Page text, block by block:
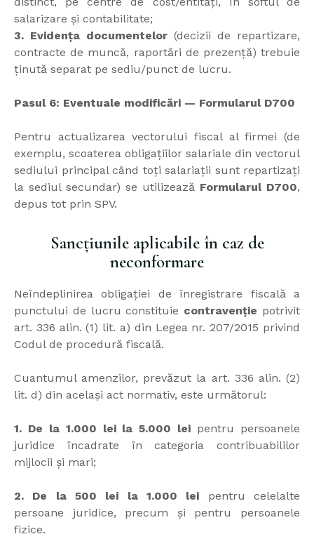
salarizare și contabilitate;
3. Evidența documentelor (decizii de repartizare,
contracte de muncă, raportări de prezență) trebuie
ținută separat pe sediu/punct de lucru.
Pasul 6: Eventuale modificări — Formularul D700
Pentru actualizarea vectorului fiscal al firmei (de
exemplu, scoaterea obligațiilor salariale din vectorul
sediului principal când toți salariații sunt repartizați
la sediul secundar) se utilizează Formularul D700,
depus tot prin SPV.
Sancțiunile aplicabile în caz de
neconformare
Neîndeplinirea obligației de înregistrare fiscală a
punctului de lucru constituie contravenție potrivit
art. 336 alin. (1) lit. a) din Legea nr. 207/2015 privind
Codul de procedură fiscală.
Cuantumul amenzilor, prevăzut la art. 336 alin. (2)
lit. d) din același act normativ, este următorul:
1. De la 1.000 lei la 5.000 lei pentru persoanele
juridice încadrate în categoria contribuabililor
mijlocii și mari;
2. De la 500 lei la 1.000 lei pentru celelalte
persoane juridice, precum și pentru persoanele
fizice.